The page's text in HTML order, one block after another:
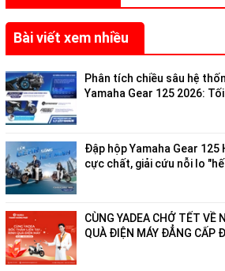
Bài viết xem nhiều
Phân tích chiều sâu hệ
Yamaha Gear 125 2026:
Đập hộp Yamaha Gear 125
cực chất, giải cứu nỗi lo
CÙNG YADEA CHỞ TẾT VỀ
QUÀ ĐIỆN MÁY ĐẲNG CẤP